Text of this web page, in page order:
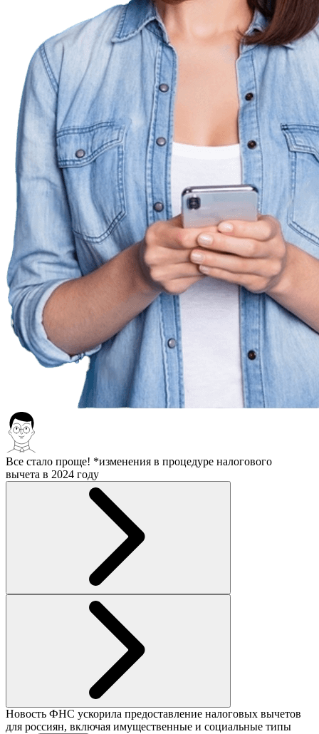
Все стало проще! *изменения в процедуре налогового
вычета в 2024 году
Новость ФНС ускорила предоставление налоговых вычетов
для россиян, включая имущественные и социальные типы